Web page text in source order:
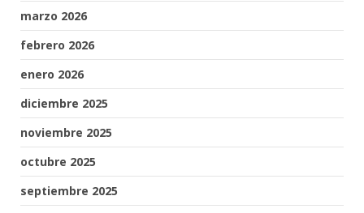
marzo 2026
febrero 2026
enero 2026
diciembre 2025
noviembre 2025
octubre 2025
septiembre 2025